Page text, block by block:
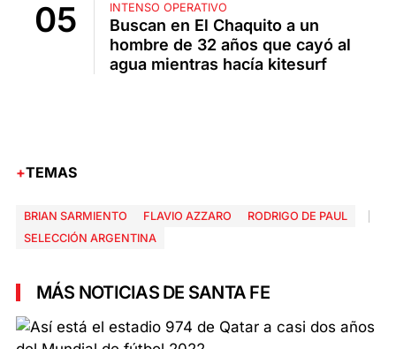
INTENSO OPERATIVO
Buscan en El Chaquito a un
hombre de 32 años que cayó al
agua mientras hacía kitesurf
TEMAS
BRIAN SARMIENTO FLAVIO AZZARO
RODRIGO DE PAUL
SELECCIÓN ARGENTINA
MÁS NOTICIAS DE SANTA FE